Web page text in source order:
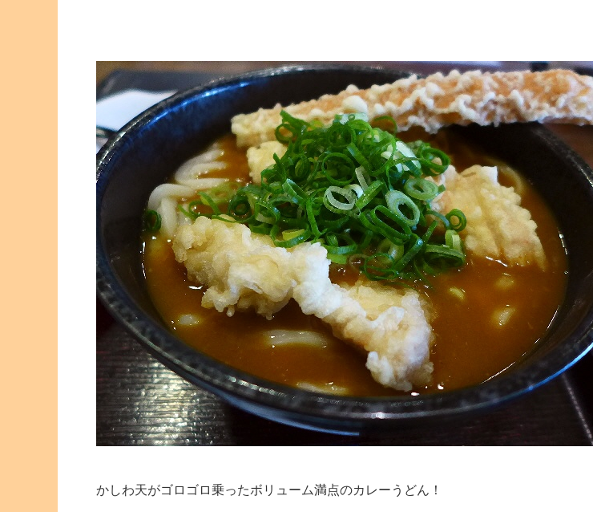
かしわ天がゴロゴロ乗ったボリューム満点のカレーうどん！